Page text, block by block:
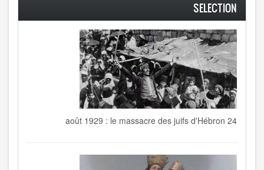
SELECTION
24 août 1929 : le massacre des juifs d'Hébron